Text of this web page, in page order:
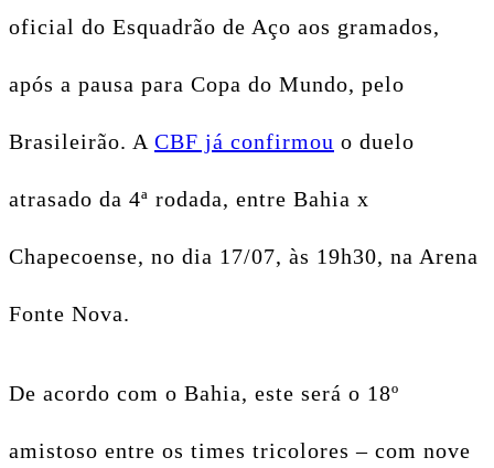
oficial do Esquadrão de Aço aos gramados,
após a pausa para Copa do Mundo, pelo
Brasileirão. A CBF já confirmou o duelo
atrasado da 4ª rodada, entre Bahia x
Chapecoense, no dia 17/07, às 19h30, na Arena
Fonte Nova.
De acordo com o Bahia, este será o 18º
amistoso entre os times tricolores – com nove